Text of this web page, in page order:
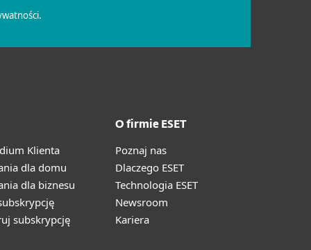
Klienta
dla domu
dla biznesu
subskrypcję
O firmie ESET
Poznaj nas
Dlaczego ESET
Technologia ESET
Newsroom
Kariera